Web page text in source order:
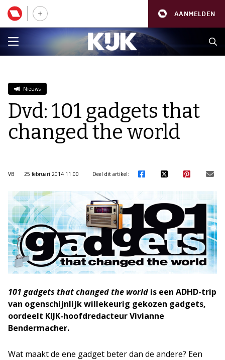
AANMELDEN
Nieuws
Dvd: 101 gadgets that
changed the world
VB 25 februari 2014 11:00 Deel dit artikel:
101 gadgets that changed the world is een ADHD-trip
van ogenschijnlijk willekeurig gekozen gadgets,
oordeelt KIJK-hoofdredacteur Vivianne
Bendermacher.
Wat maakt de ene gadget beter dan de andere? Een